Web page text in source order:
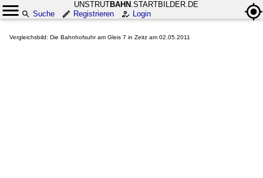
UNSTRUTBAHN .STARTBILDER.DE
Suche
Registrieren Login
Vergleichsbild: Die Bahnhofsuhr am Gleis 7 in Zeitz am 02.05.2011